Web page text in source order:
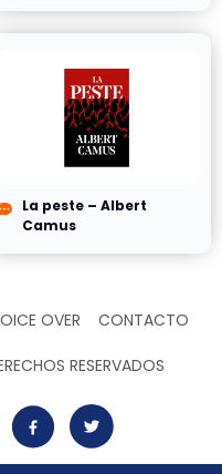
La peste – Albert
Camus
OVER CONTACTO
RESERVADOS